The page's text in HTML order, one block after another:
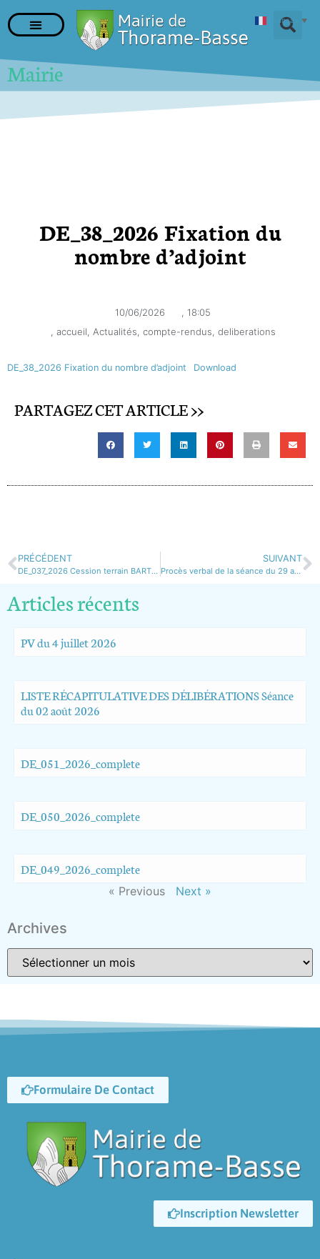
Mairie
DE_38_2026 Fixation du
nombre d’adjoint
10/06/2026 , 18:05
, accueil, Actualités, compte-rendus, deliberations
DE_38_2026 Fixation du nombre d’adjoint Download
PARTAGEZ CET ARTICLE >>
PRÉCÉDENT
DE_037_2026 Cession terrain BARTOLI – COMMUNE
SUIVANT
Procès verbal de la séance du 29 avril 2026
Articles récents
PV du 4 juillet 2026
LISTE RÉCAPITULATIVE DES DÉLIBÉRATIONS Séance
du 02 août 2026
DE_051_2026_complete
DE_050_2026_complete
DE_049_2026_complete
« Previous Next »
Archives
Formulaire De Contact
Inscription Newsletter
Français ▼